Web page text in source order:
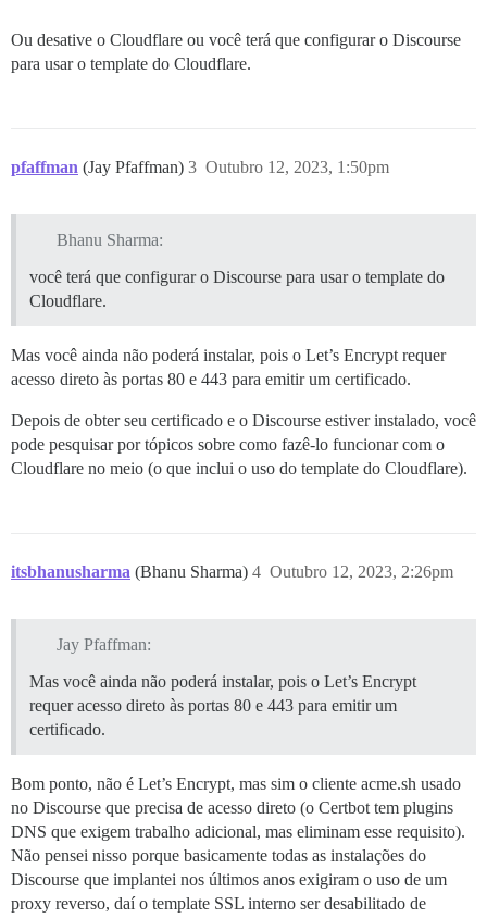
Ou desative o Cloudflare ou você terá que configurar o Discourse
para usar o template do Cloudflare.
pfaffman (Jay Pfaffman) Outubro 12, 2023, 1:50pm
3
Bhanu Sharma:
você terá que configurar o Discourse para usar o template do
Cloudflare.
Mas você ainda não poderá instalar, pois o Let’s Encrypt requer
acesso direto às portas 80 e 443 para emitir um certificado.
Depois de obter seu certificado e o Discourse estiver instalado, você
pode pesquisar por tópicos sobre como fazê-lo funcionar com o
Cloudflare no meio (o que inclui o uso do template do Cloudflare).
itsbhanusharma (Bhanu Sharma) Outubro 12, 2023, 2:26pm
4
Jay Pfaffman:
Mas você ainda não poderá instalar, pois o Let’s Encrypt
requer acesso direto às portas 80 e 443 para emitir um
certificado.
Bom ponto, não é Let’s Encrypt, mas sim o cliente acme.sh usado
no Discourse que precisa de acesso direto (o Certbot tem plugins
DNS que exigem trabalho adicional, mas eliminam esse requisito).
Não pensei nisso porque basicamente todas as instalações do
Discourse que implantei nos últimos anos exigiram o uso de um
proxy reverso, daí o template SSL interno ser desabilitado de